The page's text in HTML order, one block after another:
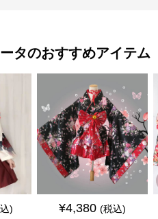
タのおすすめアイテム
) ¥4,380 (税込)